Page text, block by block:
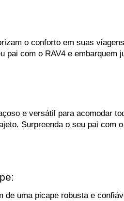
o conforto em suas
pai com o RAV4 e
e versátil para acomodar
Surpreenda o seu pai com
de uma picape robusta e